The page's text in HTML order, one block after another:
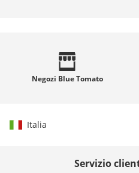
Negozi Blue Tomato
Italia
Servizio